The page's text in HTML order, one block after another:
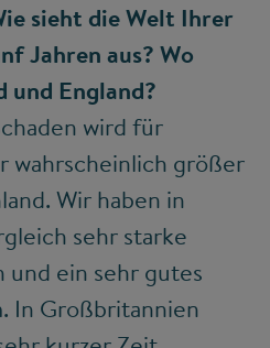
sieht die Welt Ihrer
Jahren aus? Wo
und England?
wird für
wahrscheinlich größer
Wir haben in
sehr starke
ein sehr gutes
In Großbritannien